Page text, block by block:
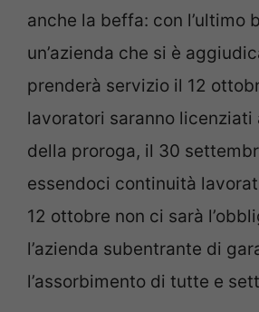
anche la beffa: con l’ultimo
un’azienda che si è
prenderà servizio il 12
lavoratori saranno licenziati
della proroga, il 30
essendoci continuità
12 ottobre non ci sarà
l’azienda subentrante di
l’assorbimento di tutte e